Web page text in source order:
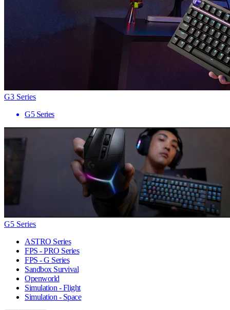
G3 Series
G5 Series
G5 Series
ASTRO Series
FPS - PRO Series
FPS - G Series
Sandbox Survival
Openworld
Simulation - Flight
Simulation - Space